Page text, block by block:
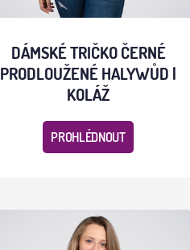
DÁMSKÉ TRIČKO ČERNÉ
PRODLOUŽENÉ HALYWŮD |
KOLÁŽ
PROHLÉDNOUT